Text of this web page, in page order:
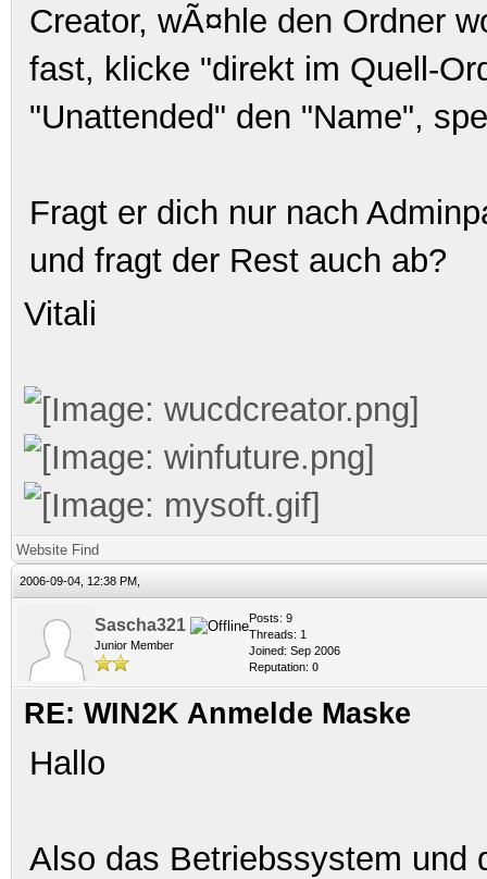
Creator, wÃ¤hle den Ordner
fast, klicke "direkt im Quell-
"Unattended" den "Name",
Fragt er dich nur nach
und fragt der Rest auch ab?
Vitali
Website Find
2006-09-04, 12:38 PM,
Sascha321
Junior Member
Posts: 9
Threads: 1
Joined: Sep 2006
Reputation: 0
RE: WIN2K Anmelde Maske
Hallo
Also das Betriebssystem und